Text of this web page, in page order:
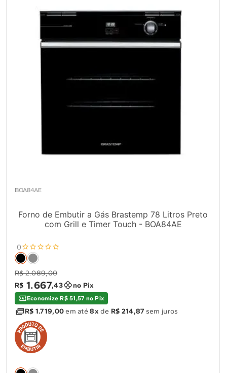
Solicitar instalação
Solicitar conversão de fogão
BOA84AE
Forno de Embutir a Gás Brastemp 78 Litros Preto
com Grill e Timer Touch - BOA84AE
0
R$ 2.089,00
R$ 1.667,43 no Pix
Economize R$ 51,57 no Pix
R$ 1.719,00em até8x de R$ 214,87 sem juros